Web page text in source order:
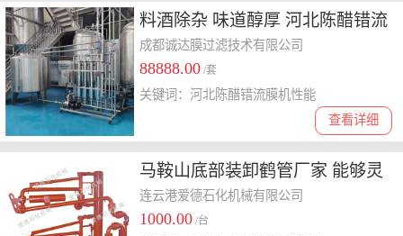
料酒除杂 味道醇厚 河北陈醋错流
膜机性能
成都诚达膜过滤技术有限公司
88888.00 /套
查看详细
关键词：河北陈醋错流膜机性能
马鞍山底部装卸鹤管厂家 能够灵
活地适应不同的装卸需求
连云港爱德石化机械有限公司
1000.00 /台